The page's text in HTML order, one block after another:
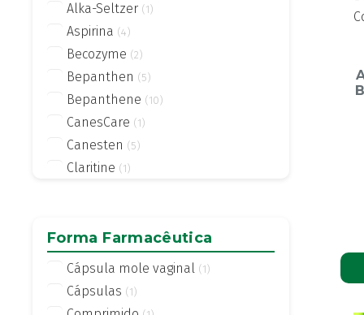
Alka-Seltzer (1)
Aspirina (4)
Becozyme (2)
Bepanthen (5)
Bepanthene (10)
CanesCare (1)
Canesten (5)
Claritine (1)
GineCanesbalance (1)
GineCanesflor+
Gino Canesfresh
Gino-Canesten
Forma Farmacêutica
Cápsula mole vaginal (1)
Cápsulas (1)